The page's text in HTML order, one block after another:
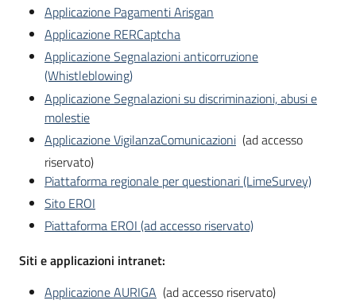
Applicazione Pagamenti Arisgan
Applicazione RERCaptcha
Applicazione Segnalazioni anticorruzione
(Whistleblowing)
Applicazione Segnalazioni su discriminazioni, abusi e
molestie
Applicazione VigilanzaComunicazioni (ad accesso
riservato)
Piattaforma regionale per questionari (LimeSurvey)
Sito EROI
Piattaforma EROI (ad accesso riservato)
Siti e applicazioni intranet:
Applicazione AURIGA (ad accesso riservato)